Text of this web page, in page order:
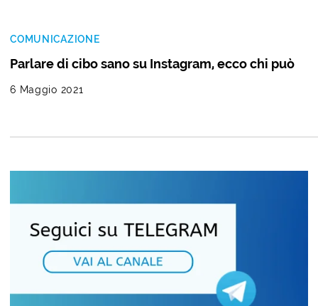
COMUNICAZIONE
Parlare di cibo sano su Instagram, ecco chi può
6 Maggio 2021